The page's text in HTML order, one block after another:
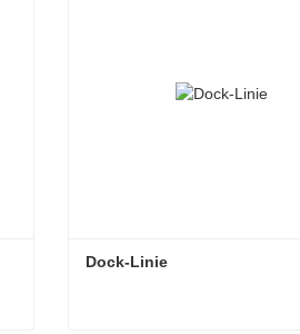
Dock-Linie